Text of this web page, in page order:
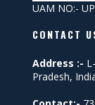
UAM NO:-
CONTACT
Address :-
Pradesh,